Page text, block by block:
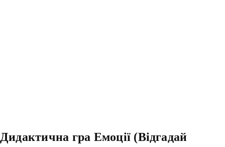
Дидактична гра Емоції (Відгадай